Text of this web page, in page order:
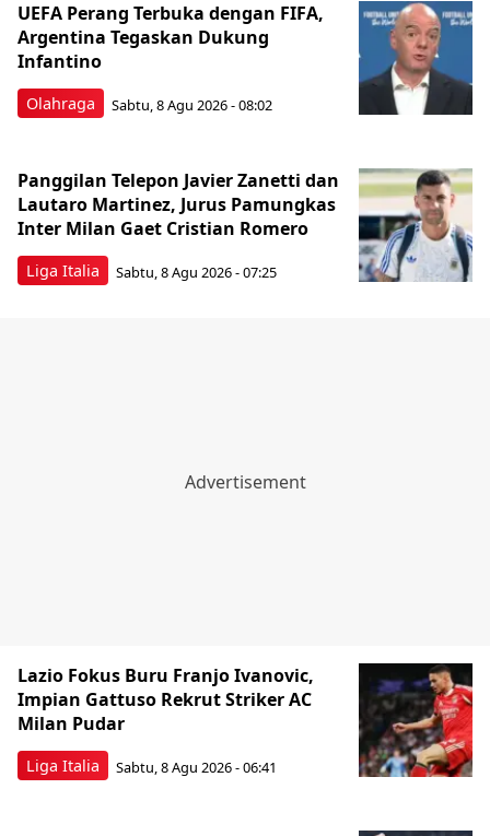
Olahraga
UEFA Perang Terbuka dengan FIFA,
Argentina Tegaskan Dukung
Infantino
Sabtu, 8 Agu 2026 - 08:02
Liga Italia
Panggilan Telepon Javier Zanetti dan
Lautaro Martinez, Jurus Pamungkas
Inter Milan Gaet Cristian Romero
Sabtu, 8 Agu 2026 - 07:25
Liga Italia
Lazio Fokus Buru Franjo Ivanovic,
Impian Gattuso Rekrut Striker AC
Milan Pudar
Sabtu, 8 Agu 2026 - 06:41